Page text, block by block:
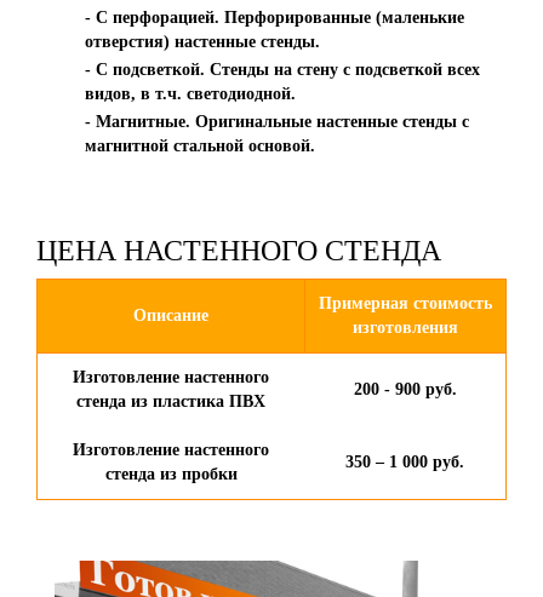
- С перфорацией. Перфорированные (маленькие
отверстия) настенные стенды.
- С подсветкой. Стенды на стену с подсветкой всех
видов, в т.ч. светодиодной.
- Магнитные. Оригинальные настенные стенды с
магнитной стальной основой.
ЦЕНА НАСТЕННОГО СТЕНДА
Описание
Примерная стоимость
изготовления
Изготовление настенного
стенда из пластика ПВХ
200 - 900 руб.
Изготовление настенного
стенда из пробки
350 – 1 000 руб.